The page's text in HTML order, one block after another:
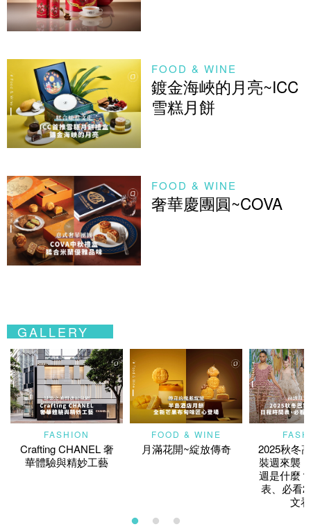
FOOD & WINE
鍍金海峽的月亮~ICC
雪糕月餅
FOOD & WINE
奢華慶團圓~COVA
GALLERY
FASHION
Crafting CHANEL 奢
華體驗與精妙工藝
FOOD & WINE
月滿花開~綻放傳奇
2025秋冬
裝週來襲
週是什麼
表、必看
文